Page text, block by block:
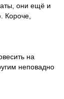
они ещё и
Короче,
на
неповадно